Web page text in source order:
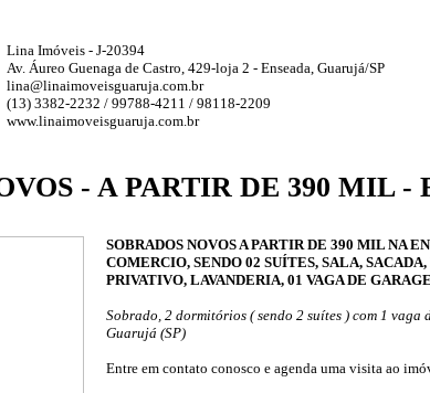
Lina Imóveis - J-20394
Av. Áureo Guenaga de Castro, 429-loja 2 - Enseada, Guarujá/SP
lina@linaimoveisguaruja.com.br
(13) 3382-2232 / 99788-4211 / 98118-2209
www.linaimoveisguaruja.com.br
- A PARTIR DE 390 MIL -
SOBRADOS NOVOS A PARTIR DE 390 MIL NA
COMERCIO, SENDO 02 SUÍTES, SALA,
PRIVATIVO, LAVANDERIA, 01 VAGA DE
Sobrado, 2 dormitórios ( sendo 2 suítes ) com 1 vaga
Guarujá (SP)
Entre em contato conosco e agenda uma visita ao